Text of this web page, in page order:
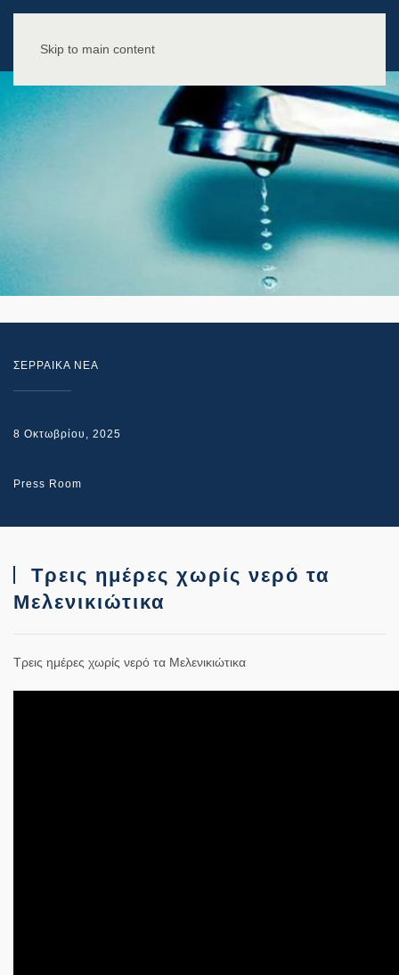
Skip to main content
ΣΕΡΡΑΙΚΑ ΝΕΑ
8 Οκτωβρίου, 2025
Press Room
Τρεις ημέρες χωρίς νερό τα
Μελενικιώτικα
Τρεις ημέρες χωρίς νερό τα Μελενικιώτικα